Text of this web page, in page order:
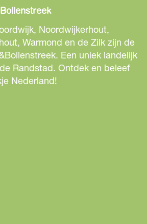
d
n
g
S
p
a
Noordwijkerhout,
Warmond en de Zilk zijn de
Een uniek landelijk
Randstad. Ontdek en beleef
Nederland!